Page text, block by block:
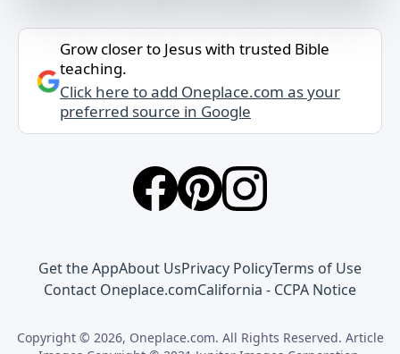
Grow closer to Jesus with trusted Bible
teaching.
Click here to add Oneplace.com as your
preferred source in Google
Get the AppAbout UsPrivacy PolicyTerms of Use
Contact Oneplace.comCalifornia - CCPA Notice
Copyright © 2026, Oneplace.com. All Rights Reserved. Article